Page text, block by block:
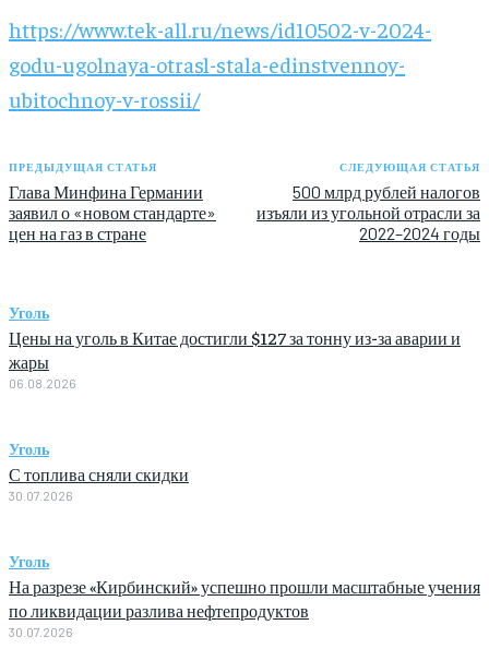
https://www.tek-all.ru/news/id10502-v-2024-
godu-ugolnaya-otrasl-stala-edinstvennoy-
ubitochnoy-v-rossii/
ПРЕДЫДУЩАЯ СТАТЬЯ
Глава Минфина Германии
заявил о «новом стандарте»
цен на газ в стране
СЛЕДУЮЩАЯ СТАТЬЯ
500 млрд рублей налогов
изъяли из угольной отрасли за
2022–2024 годы
Уголь
Цены на уголь в Китае достигли $127 за тонну из-за аварии и
жары
06.08.2026
Уголь
С топлива сняли скидки
30.07.2026
Уголь
На разрезе «Кирбинский» успешно прошли масштабные учения
по ликвидации разлива нефтепродуктов
30.07.2026